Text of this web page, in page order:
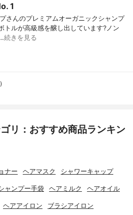
1
さんのプレミアムオーガニックシャンプ
トルが高級感を醸し出しています?ノン
続きを見る
リ：おすすめ商品ランキン
ナー ヘアマスク シャワーキャップ
ャンプー手袋 ヘアミルク ヘアオイル
ヘアアイロン ブラシアイロン